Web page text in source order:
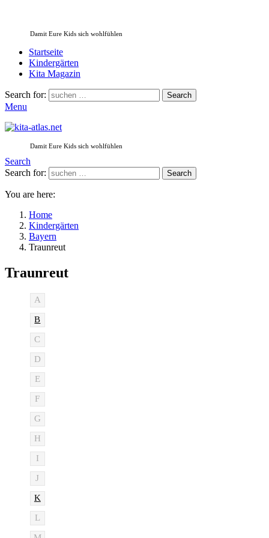
Damit Eure Kids sich wohlfühlen
Startseite
Kindergärten
Kita Magazin
Search for: Search
Menu
Damit Eure Kids sich wohlfühlen
Search
Search for:
Search
You are here:
Home
Kindergärten
Bayern
Traunreut
Traunreut
A
B
C
D
E
F
G
H
I
J
K
L